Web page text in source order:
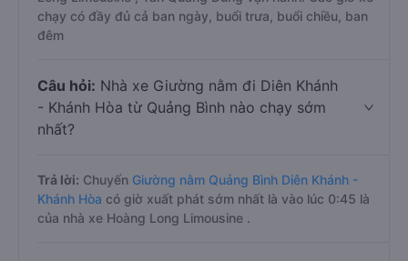
chạy có đầy đủ cả ban ngày, buổi trưa, buổi chiều, ban
đêm
Câu hỏi: Nhà xe Giường nằm đi Diên Khánh
- Khánh Hòa từ Quảng Bình nào chạy sớm
nhất?
Trả lời: Chuyến Giường nằm Quảng Bình Diên Khánh -
Khánh Hòa có giờ xuất phát sớm nhất là vào lúc 0:45 là
của nhà xe Hoàng Long Limousine .